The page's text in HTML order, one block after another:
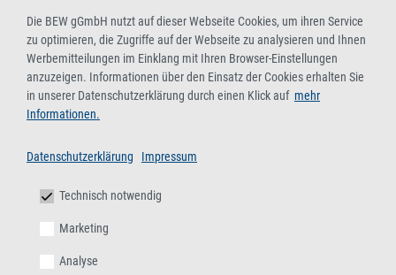
Die BEW gGmbH nutzt auf dieser Webseite Cookies, um ihren Service
zu optimieren, die Zugriffe auf der Webseite zu analysieren und Ihnen
Werbemitteilungen im Einklang mit Ihren Browser-Einstellungen
anzuzeigen. Informationen über den Einsatz der Cookies erhalten Sie
in unserer Datenschutzerklärung durch einen Klick auf mehr
Informationen.
Datenschutzerklärung Impressum
Technisch notwendig
Marketing
Analyse